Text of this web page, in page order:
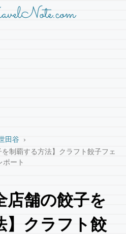
田谷
を制覇する方法】クラフト餃子フェ
ポート
店舗の餃子を
】クラフト餃